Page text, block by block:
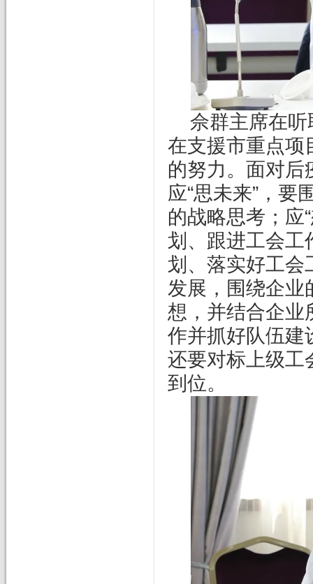
佘群主席在
在支援市重点项
的努力。面对后
应“思未来”，要
的战略思考；应
划、跟进工会工
划、落实好工会
发展，围绕企业
想，并结合企业
作并抓好队伍建
还要对标上级工
到位。